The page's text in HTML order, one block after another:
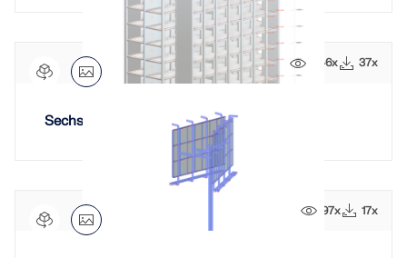
446x 37x
Sechsgeschossiges Stahlbetongebäude
97x 17x